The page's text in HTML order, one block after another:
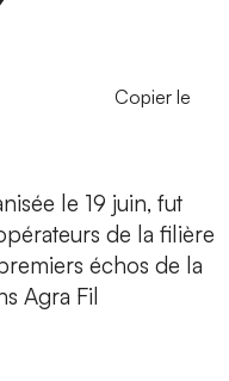
Copier le
le 19 juin, fut
de la filière
échos de la
Agra Fil